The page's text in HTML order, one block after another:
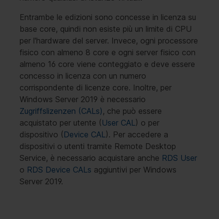
Entrambe le edizioni sono concesse in licenza su
base core, quindi non esiste più un limite di CPU
per l'hardware del server. Invece, ogni processore
fisico con almeno 8 core e ogni server fisico con
almeno 16 core viene conteggiato e deve essere
concesso in licenza con un numero
corrispondente di licenze core. Inoltre, per
Windows Server 2019 è necessario
Zugriffslizenzen (CALs) , che può essere
acquistato per utente (User CAL ) o per
dispositivo (Device CAL ). Per accedere a
dispositivi o utenti tramite Remote Desktop
Service, è necessario acquistare anche RDS User
o RDS Device CALs aggiuntivi per Windows
Server 2019.